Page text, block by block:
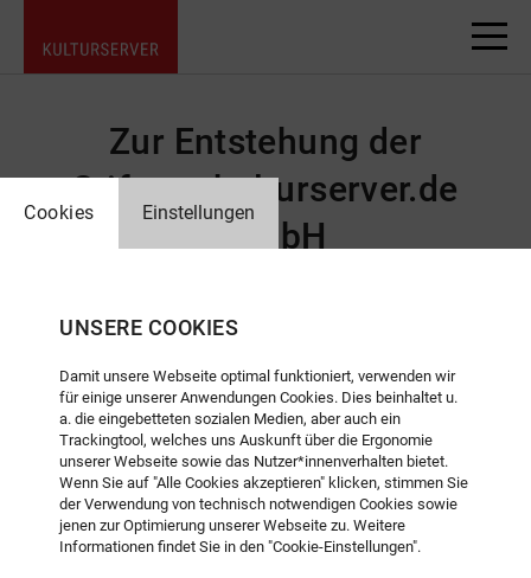
Zur Entstehung der
Stiftung kulturserver.de
gGmbH
Die Stiftung kulturserver.de gGmbH hat sich über mehrere
Stufen zu ihrer derzeitigen Form als gemeinnützige GmbH
entwickelt.
1995
Entstehung des ProjektesKulturraum Raststätte
Cookies Einstellungen
UNSERE COOKIES
Damit unsere Webseite optimal funktioniert, verwenden wir
für einige unserer Anwendungen Cookies. Dies beinhaltet u.
a. die eingebetteten sozialen Medien, aber auch ein
Trackingtool, welches uns Auskunft über die Ergonomie
unserer Webseite sowie das Nutzer*innenverhalten bietet.
Wenn Sie auf "Alle Cookies akzeptieren" klicken, stimmen Sie
der Verwendung von technisch notwendigen Cookies sowie
jenen zur Optimierung unserer Webseite zu. Weitere
Informationen findet Sie in den "Cookie-Einstellungen".